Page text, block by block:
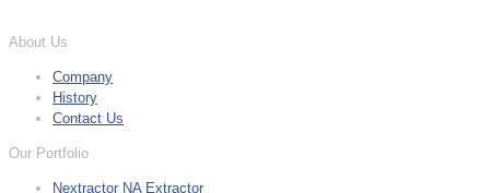
About Us
Company
History
Contact Us
Our Portfolio
Nextractor NA Extractor